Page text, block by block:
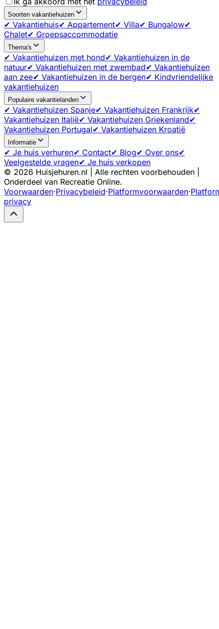
Soorten vakantiehuizen
✔ Vakantiehuis✔ Appartement✔ Villa✔ Bungalow✔
Chalet✔ Groepsaccommodatie
Thema's
✔ Vakantiehuizen met hond✔ Vakantiehuizen in de
natuur✔ Vakantiehuizen met zwembad✔ Vakantiehuizen
aan zee✔ Vakantiehuizen in de bergen✔ Kindvriendelijke
vakantiehuizen
Populaire vakantielanden
✔ Vakantiehuizen Spanje✔ Vakantiehuizen Frankrijk✔
Vakantiehuizen Italië✔ Vakantiehuizen Griekenland✔
Vakantiehuizen Portugal✔ Vakantiehuizen Kroatië
Informatie
✔ Je huis verhuren✔ Contact✔ Blog✔ Over ons✔
Veelgestelde vragen✔ Je huis verkopen
© 2026 Huisjehuren.nl | Alle rechten voorbehouden |
Onderdeel van Recreatie Online.
Voorwaarden·Privacybeleid·Platformvoorwaarden·
privacy